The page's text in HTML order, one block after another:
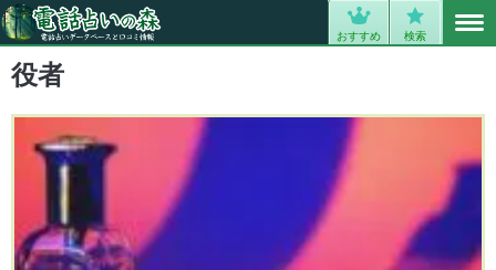
おすすめ 検索
役者